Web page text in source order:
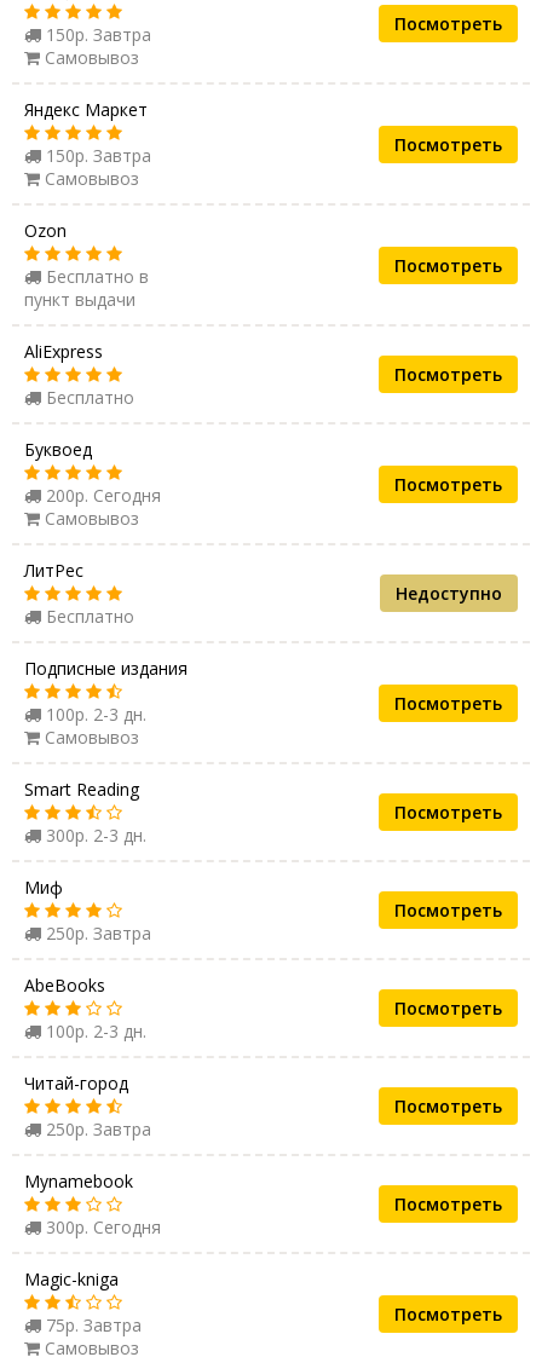
150р. Завтра
Самовывоз
Посмотреть
Яндекс Маркет
150р. Завтра
Самовывоз
Посмотреть
Ozon
Бесплатно в
пункт выдачи
Посмотреть
AliExpress
Бесплатно
Посмотреть
Буквоед
200р. Сегодня
Самовывоз
Посмотреть
ЛитРес
Бесплатно
Недоступно
Подписные издания
100р. 2-3 дн.
Самовывоз
Посмотреть
Smart Reading
300р. 2-3 дн.
Посмотреть
Миф
250р. Завтра
Посмотреть
AbeBooks
100р. 2-3 дн.
Посмотреть
Читай-город
250р. Завтра
Посмотреть
Mynamebook
300р. Сегодня
Посмотреть
Magic-kniga
75р. Завтра
Самовывоз
Посмотреть